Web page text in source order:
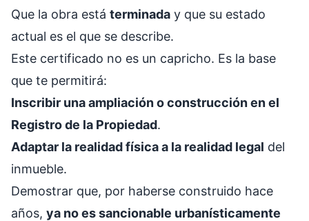
Que la obra está terminada y que su estado
actual es el que se describe.
Este certificado no es un capricho. Es la base
que te permitirá:
Inscribir una ampliación o construcción en el
Registro de la Propiedad.
Adaptar la realidad física a la realidad legal del
inmueble.
Demostrar que, por haberse construido hace
años, ya no es sancionable urbanísticamente